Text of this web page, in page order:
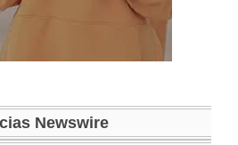
Newswire